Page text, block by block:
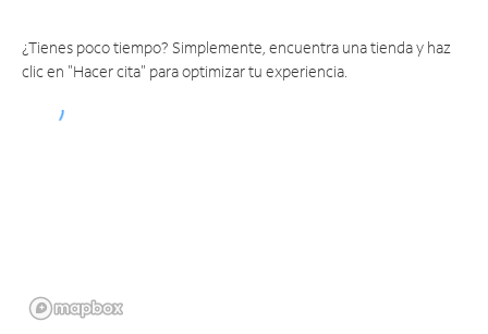
¿Tienes poco tiempo? Simplemente, encuentra una tienda y haz
clic en "Hacer cita" para optimizar tu experiencia.